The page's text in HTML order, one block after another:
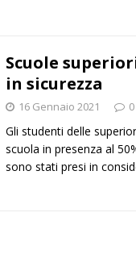
ALBA
Scuole
in sicurezza
16 Gennaio 2021 0
Gli studenti delle
scuola in presenza al
sono stati presi in